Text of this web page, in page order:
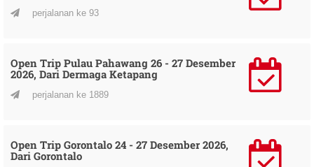
perjalanan ke 93
Open Trip Pulau Pahawang 26 - 27 Desember
2026, Dari Dermaga Ketapang
perjalanan ke 1889
Open Trip Gorontalo 24 - 27 Desember 2026,
Dari Gorontalo